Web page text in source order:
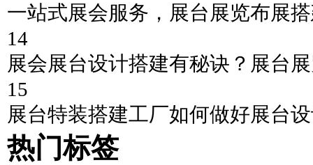
一站式展会服务，展台展览布展
14
展会展台设计搭建有秘诀？展台
15
展台特装搭建工厂如何做好展台
热门标签